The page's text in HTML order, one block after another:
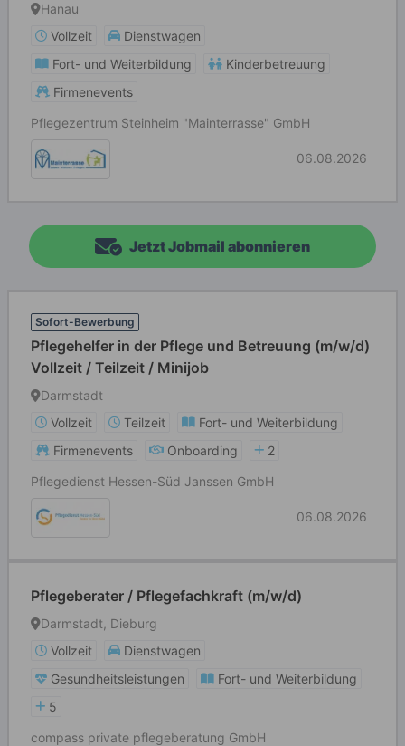
Hanau
Vollzeit
Dienstwagen
Fort- und Weiterbildung
Kinderbetreuung
Firmenevents
Pflegezentrum Steinheim "Mainterrasse" GmbH
06.08.2026
Jetzt Jobmail abonnieren
Sofort-Bewerbung
Pflegehelfer in der Pflege und Betreuung (m/w/d)
Vollzeit / Teilzeit / Minijob
Darmstadt
Vollzeit
Teilzeit
Fort- und Weiterbildung
Firmenevents
Onboarding
2
Pflegedienst Hessen-Süd Janssen GmbH
06.08.2026
Pflegeberater / Pflegefachkraft (m/w/d)
Darmstadt, Dieburg
Vollzeit
Dienstwagen
Gesundheitsleistungen
Fort- und Weiterbildung
5
compass private pflegeberatung GmbH